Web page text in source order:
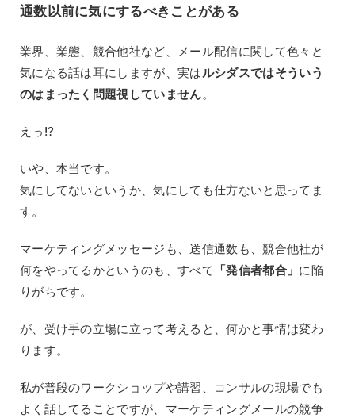
通数以前に気にするべきことがある
業界、業態、競合他社など、メール配信に関して色々と
気になる話は耳にしますが、実はルシダスではそういう
のはまったく問題視していません。
えっ!?
いや、本当です。
気にしてないというか、気にしても仕方ないと思ってま
す。
マーケティングメッセージも、送信通数も、競合他社が
何をやってるかというのも、すべて 「発信者都合」 に陥
りがちです。
が、受け手の立場に立って考えると、何かと事情は変わ
ります。
私が普段のワークショップや講習、コンサルの現場でも
よく話してることですが、マーケティングメールの競争